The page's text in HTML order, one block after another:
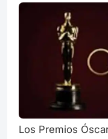
Los Premios